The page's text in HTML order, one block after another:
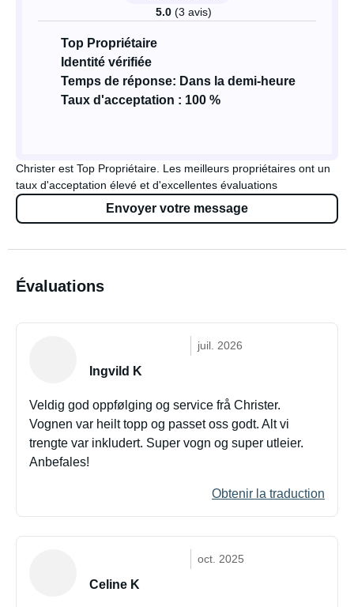
5.0 (3 avis)
Top Propriétaire
Identité vérifiée
Temps de réponse: Dans la demi-heure
Taux d'acceptation : 100 %
Christer est Top Propriétaire. Les meilleurs propriétaires ont un
taux d'acceptation élevé et d'excellentes évaluations
Envoyer votre message
Évaluations
juil. 2026
Ingvild K
Veldig god oppfølging og service frå Christer.
Vognen var heilt topp og passet oss godt. Alt vi
trengte var inkludert. Super vogn og super utleier.
Anbefales!
Obtenir la traduction
oct. 2025
Celine K